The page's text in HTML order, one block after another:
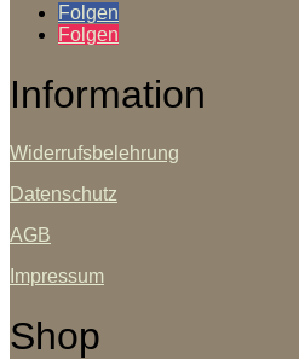
Folgen
Folgen
Information
Widerrufsbelehrung
Datenschutz
AGB
Impressum
Shop